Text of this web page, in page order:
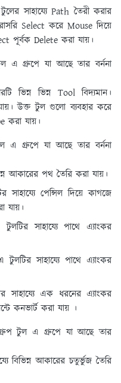
সাহায্যে Path তৈরী করার
Select করে Mouse দিয়ে
পূর্বক Delete করা যায়।
এ গ্রুপে যা আছে তার বর্ননা
ভিন্ন ভিন্ন Tool বিদ্যমান।
উক্ত টুল গুলাে ব্যবহার করে
যায়।
এ গ্রুপে যা আছে তার বর্ননা
আকারের পথ তৈরি করা যায়।
পেন্সিল দিয়ে কাগজে
যায়।
সাহায্যে পাথে এ্যাংকর
সাহায্যে পাথে এ্যাংকর
এক ধরনের এ্যাংকর
কনভার্ট করা যায় ।
টুল এ গ্রুপে যা আছে তার
বিভিন্ন আকারের চতুর্ভুজ তৈরি